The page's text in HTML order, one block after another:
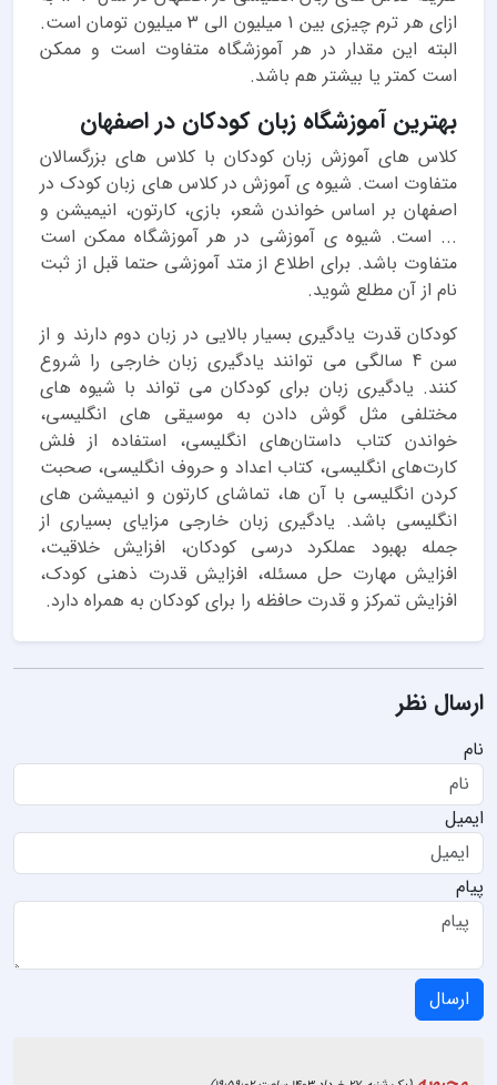
ازای هر ترم چیزی بین 1 میلیون الی 3 میلیون تومان است.
البته این مقدار در هر آموزشگاه متفاوت است و ممکن
است کمتر یا بیشتر هم باشد.
بهترین آموزشگاه زبان کودکان در اصفهان
کلاس های آموزش زبان کودکان با کلاس های بزرگسالان
متفاوت است. شیوه ی آموزش در کلاس های زبان کودک در
اصفهان بر اساس خواندن شعر، بازی، کارتون، انیمیشن و
... است. شیوه ی آموزشی در هر آموزشگاه ممکن است
متفاوت باشد. برای اطلاع از متد آموزشی حتما قبل از ثبت
نام از آن مطلع شوید.
کودکان قدرت یادگیری بسیار بالایی در زبان دوم دارند و از
سن 4 سالگی می توانند یادگیری زبان خارجی را شروع
کنند. یادگیری زبان برای کودکان می تواند با شیوه های
مختلفی مثل گوش دادن به موسیقی های انگلیسی،
خواندن كتاب داستان‌های انگلیسی، استفاده از فلش
كارت‌های انگلیسی، کتاب اعداد و حروف انگلیسی، صحبت
کردن انگلیسی با آن ها، تماشای کارتون و انیمیشن های
انگلیسی باشد. یادگیری زبان خارجی مزایای بسیاری از
جمله بهبود عملكرد درسی كودكان، افزایش خلاقیت،
افزایش مهارت حل مسئله، افزایش قدرت ذهنی كودک،
افزایش تمركز و قدرت حافظه را برای کودکان به همراه دارد.
ارسال نظر
نام
ایمیل
پیام
ارسال